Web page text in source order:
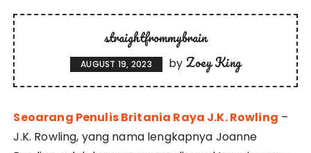
straightfrommybrain
AUGUST 19, 2023 by Zoey King
Seoarang Penulis Britania Raya J.K. Rowling –
J.K. Rowling, yang nama lengkapnya Joanne